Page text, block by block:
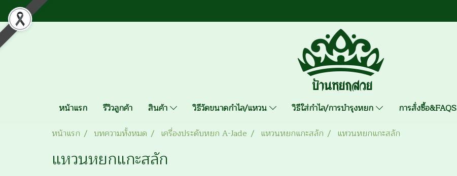
หน้าแรก รีวิวลูกค้า สินค้า วิธีวัดขนาดกำไล/แหวน วิธีใส่กำไล/การบำรุงหยก การสั่งซื้อ&FAQS
หน้าแรก
บทความทั้งหมด เครื่องประดับหยก A-Jade แหวนหยกแกะสลัก แหวนหยกแกะสลัก
แหวนหยกแกะสลัก